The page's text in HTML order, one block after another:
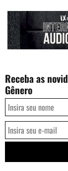
Receba as
Gênero